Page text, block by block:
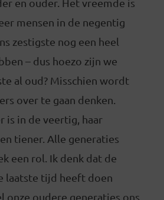
mensen in de negentig
zestigste nog een heel
– dus hoezo zijn we
al oud? Misschien wordt
over te gaan denken.
is in de veertig, haar
tiener. Alle generaties
een rol. Ik denk dat de
laatste tijd heeft doen
onze oudere generaties ons